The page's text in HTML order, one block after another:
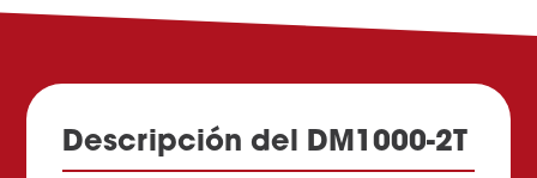
Descripción del DM1000-2T